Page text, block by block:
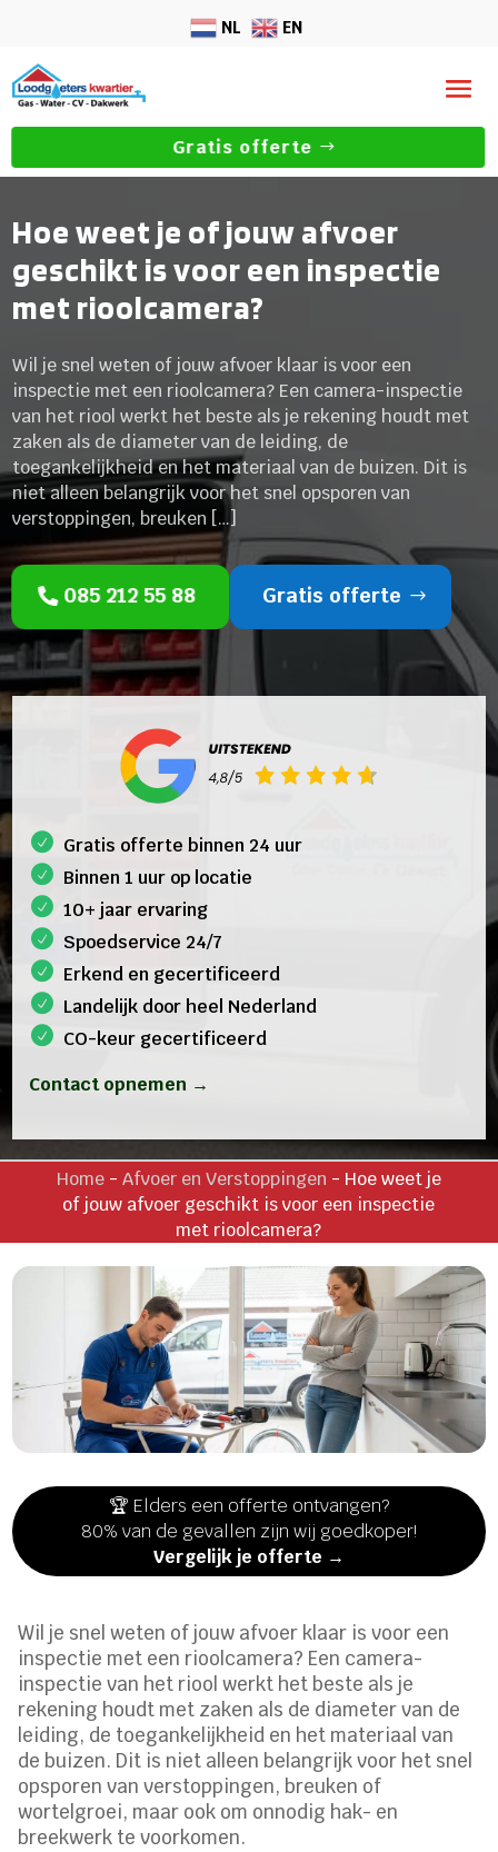
NL EN
Gratis offerte
Hoe weet je of jouw afvoer
geschikt is voor een inspectie
met rioolcamera?
Wil je snel weten of jouw afvoer klaar is voor een
inspectie met een rioolcamera? Een camera-inspectie
van het riool werkt het beste als je rekening houdt met
zaken als de diameter van de leiding, de
toegankelijkheid en het materiaal van de buizen. Dit is
niet alleen belangrijk voor het snel opsporen van
verstoppingen, breuken […]
085 212 55 88 Gratis offerte
Gratis offerte binnen 24 uur
Binnen 1 uur op locatie
10+ jaar ervaring
Spoedservice 24/7
Erkend en gecertificeerd
Landelijk door heel Nederland
CO-keur gecertificeerd
Contact opnemen →
Home- Afvoer en Verstoppingen - Hoe weet je
of jouw afvoer geschikt is voor een inspectie
met rioolcamera?
🏆 Elders een offerte ontvangen?
80% van de gevallen zijn wij goedkoper!
Vergelijk je offerte →
Wil je snel weten of jouw afvoer klaar is voor een
inspectie met een rioolcamera? Een camera-
inspectie van het riool werkt het beste als je
rekening houdt met zaken als de diameter van de
leiding, de toegankelijkheid en het materiaal van
de buizen. Dit is niet alleen belangrijk voor het snel
opsporen van verstoppingen, breuken of
wortelgroei, maar ook om onnodig hak- en
breekwerk te voorkomen.